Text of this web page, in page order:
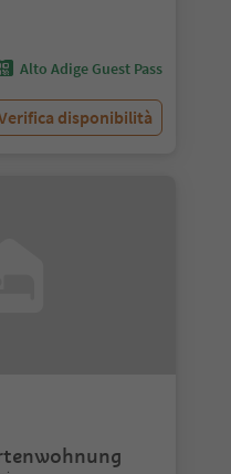
Alto Adige Guest Pass
disponibilità